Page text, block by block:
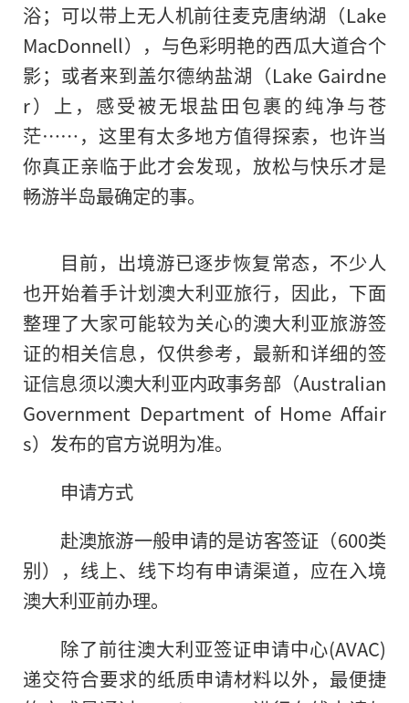
浴；可以带上无人机前往麦克唐纳湖（Lake
MacDonnell），与色彩明艳的西瓜大道合个
影；或者来到盖尔德纳盐湖（Lake Gairdne
r）上，感受被无垠盐田包裹的纯净与苍
茫……，这里有太多地方值得探索，也许当
你真正亲临于此才会发现，放松与快乐才是
畅游半岛最确定的事。
目前，出境游已逐步恢复常态，不少人
也开始着手计划澳大利亚旅行，因此，下面
整理了大家可能较为关心的澳大利亚旅游签
证的相关信息，仅供参考，最新和详细的签
证信息须以澳大利亚内政事务部（Australian
Government Department of Home Affair
s）发布的官方说明为准。
申请方式
赴澳旅游一般申请的是访客签证（600类
别），线上、线下均有申请渠道，应在入境
澳大利亚前办理。
除了前往澳大利亚签证申请中心(AVAC)
递交符合要求的纸质申请材料以外，最便捷